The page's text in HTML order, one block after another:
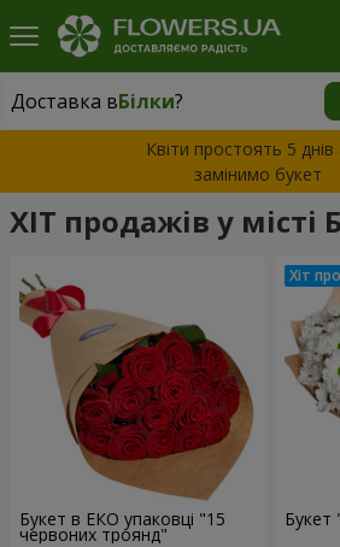
Доставка вБілки?
Доставка вБілки|
Квіти простоять 5
замінимо букет
ХІТ продажів у місті
Букет в ЕКО упаковці "15
червоних троянд"
Букет